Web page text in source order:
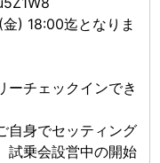
) 18:00迄となりま
ーチェックインでき
自身でセッティング
試乗会設営中の開始